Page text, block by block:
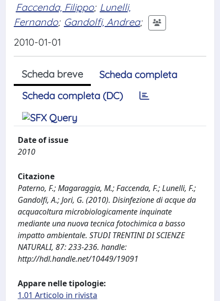
Faccenda, Filippo; Lunelli,
Fernando; Gandolfi, Andrea;
2010-01-01
Scheda breve
Scheda completa
Scheda completa (DC)
Date of issue
2010
Citazione
Paterno, F.; Magaraggia, M.; Faccenda, F.; Lunelli, F.;
Gandolfi, A.; Jori, G. (2010). Disinfezione di acque da
acquacoltura microbiologicamente inquinate
mediante una nuova tecnica fotochimica a basso
impatto ambientale. STUDI TRENTINI DI SCIENZE
NATURALI, 87: 233-236. handle:
http://hdl.handle.net/10449/19091
Appare nelle tipologie:
1.01 Articolo in rivista